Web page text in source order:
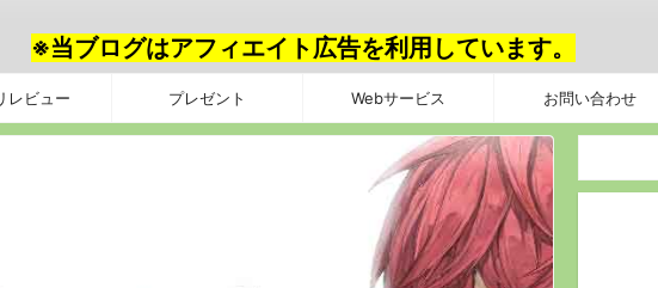
※当ブログはアフィエイト広告を利用しています。
レビュー プレゼント Webサービス お問い合わせ